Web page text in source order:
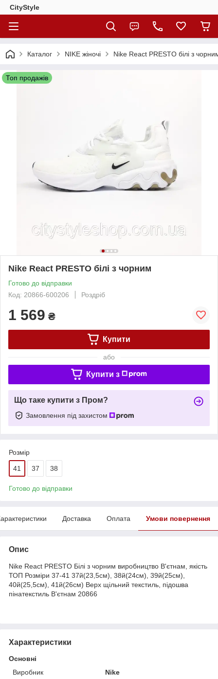
CityStylе
Каталог NIKE жіночі Nike React PRESTO білі з
Топ продажів
Nike React PRESTO білі з чорним
Готово до відправки
Код: 20866-600206
Роздріб
1 569 ₴
Купити
або
Купити з
Що таке купити з Пром?
Замовлення під захистом
Розмір
41 37 38
Готово до відправки
Доставка Оплата Умови повернення
Опис
Nike React PRESTO Білі з чорним виробництво В'єтнам, якість
ТОП Розміри 37-41 37й(23,5см), 38й(24см), 39й(25см),
40й(25,5см), 41й(26см) Верх щільний текстиль, підошва
пінатекстиль В'єтнам 20866
Характеристики
Основні
Виробник
Nike